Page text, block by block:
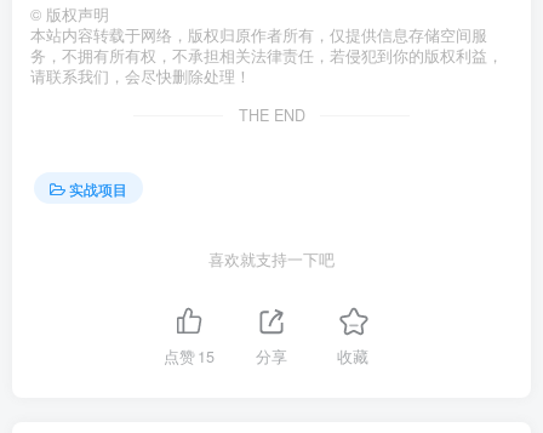
© 版权声明
本站内容转载于网络，版权归原作者所有，仅提供信息存储空间服
务，不拥有所有权，不承担相关法律责任，若侵犯到你的版权利益，
请联系我们，会尽快删除处理！
THE END
实战项目
喜欢就支持一下吧
点赞15 分享 收藏